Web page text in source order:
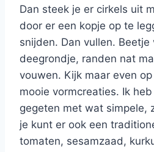
Dan steek je er cirkels uit
door er een kopje op te
snijden. Dan vullen. Beetje
deegrondje, randen nat
vouwen. Kijk maar even
mooie vormcreaties. Ik
gegeten met wat simpele,
je kunt er ook een
tomaten, sesamzaad,